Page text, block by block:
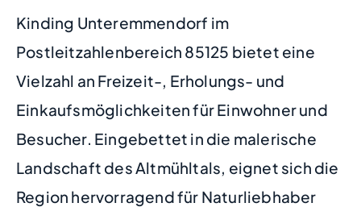
Kinding Unteremmendorf im
Postleitzahlenbereich 85125 bietet eine
Vielzahl an Freizeit-, Erholungs- und
Einkaufsmöglichkeiten für Einwohner und
Besucher. Eingebettet in die malerische
Landschaft des Altmühltals, eignet sich die
Region hervorragend für Naturliebhaber